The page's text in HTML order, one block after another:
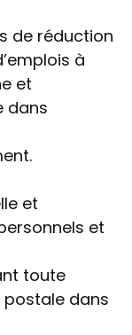
de réduction
à
et
dans
et
et
toute
dans